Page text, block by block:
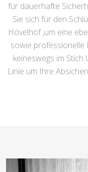
für dauerhafte
Sie sich für den
Hövelhof ,um eine
sowie professionelle
keineswegs im
Linie um Ihre